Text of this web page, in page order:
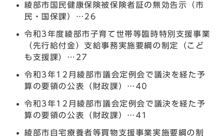
綾部市国民健康保険被保険者証の無効告示（市
民・国保課）…26
令和3年度綾部市子育て世帯等臨時特別支援事業
（先行給付金）支給事務実施要綱の制定（こど
も支援課）…27
令和3年12月綾部市議会定例会で議決を経た予
算の要領の公表（財政課）…40
令和3年12月綾部市議会定例会で議決を経た予
算の要領の公表（財政課）…41
綾部市自宅療養者等買物支援事業実施要綱の制